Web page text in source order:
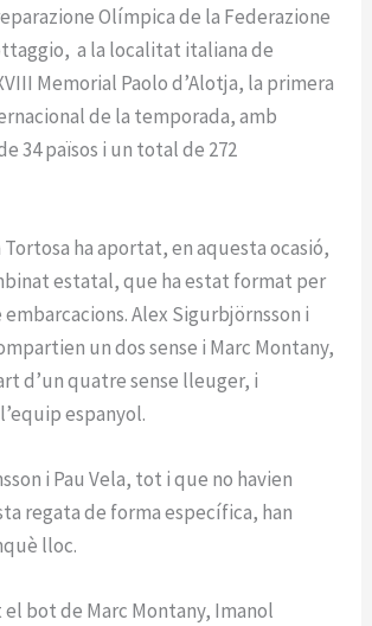
Olímpica de la Federazione
a la localitat italiana de
Memorial Paolo d’Alotja, la primera
de la temporada, amb
34 països i un total de 272
Tortosa ha aportat, en aquesta ocasió,
estatal, que ha estat format per
Alex Sigurbjörnsson i
un dos sense i Marc Montany,
d’un quatre sense lleuger, i
espanyol.
i Pau Vela, tot i que no havien
regata de forma específica, han
lloc.
el bot de Marc Montany, Imanol